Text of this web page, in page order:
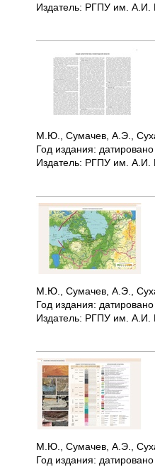
Издатель: РГПУ им. А.И.
М.Ю., Сумачев, А.Э.,
Год издания:
Издатель: РГПУ им. А.И.
М.Ю., Сумачев, А.Э.,
Год издания:
Издатель: РГПУ им. А.И.
М.Ю., Сумачев, А.Э.,
Год издания: